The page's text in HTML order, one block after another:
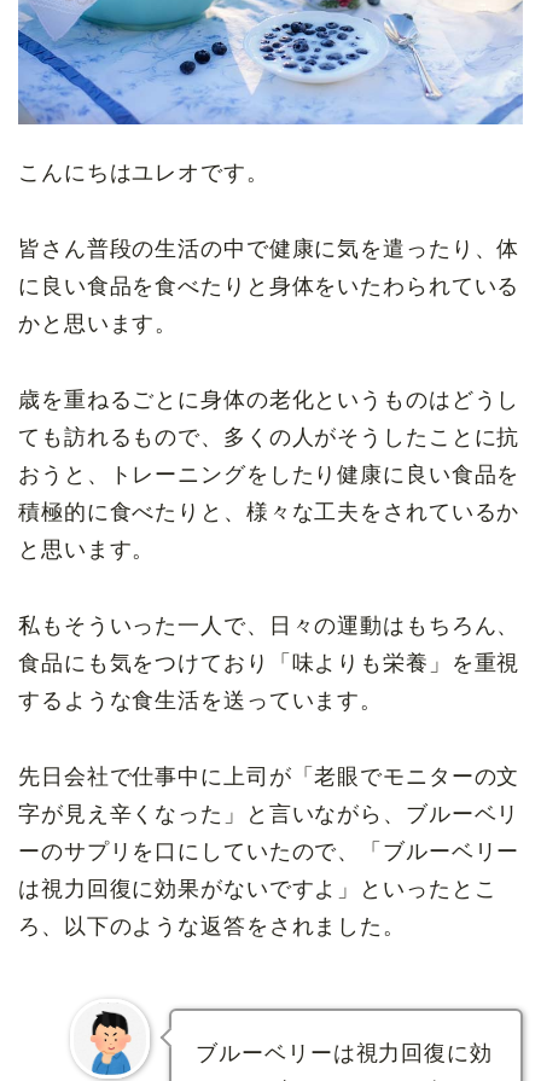
こんにちはユレオです。
皆さん普段の生活の中で健康に気を遣ったり、体
に良い食品を食べたりと身体をいたわられている
かと思います。
歳を重ねるごとに身体の老化というものはどうし
ても訪れるもので、多くの人がそうしたことに抗
おうと、トレーニングをしたり健康に良い食品を
積極的に食べたりと、様々な工夫をされているか
と思います。
私もそういった一人で、日々の運動はもちろん、
食品にも気をつけており「味よりも栄養」を重視
するような食生活を送っています。
先日会社で仕事中に上司が「老眼でモニターの文
字が見え辛くなった」と言いながら、ブルーベリ
ーのサプリを口にしていたので、「ブルーベリー
は視力回復に効果がないですよ」といったとこ
ろ、以下のような返答をされました。
ブルーベリーは視力回復に効